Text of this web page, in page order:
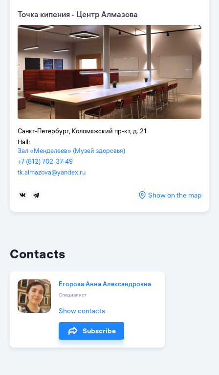
Точка кипения - Центр Алмазова
Санкт-Петербург, Коломяжский пр-кт, д. 21
Hall:
Зал «Менделеев» (Музей здоровья)
+7 (812) 702-37-49
tk.almazova@yandex.ru
Show on the map
Contacts
Егорова Анна Александровна
Специалист
Show contacts
Subscribe